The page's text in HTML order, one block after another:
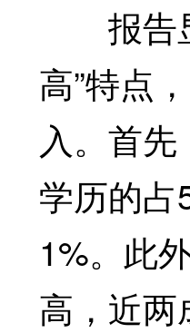
报告显
高”特点
入。首
学历的
1%。此
高，近